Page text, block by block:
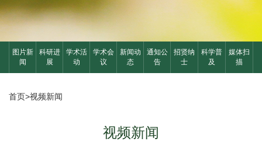
图片新
闻
科研进
展
学术活
动
学术会
议
新闻动
态
通知公
告
招贤纳
士
科学普
及
媒体扫
描
首页>视频新闻
视频新闻